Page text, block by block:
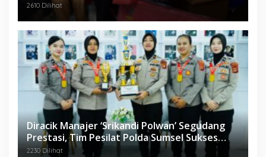
2610 Dilihat
Diracik Manajer ‘Srikandi Polwan’ Segudang
Prestasi, Tim Pesilat Polda Sumsel Sukses
Diajang Kejurnas Menpora Cup II 2024
2230 Dilihat